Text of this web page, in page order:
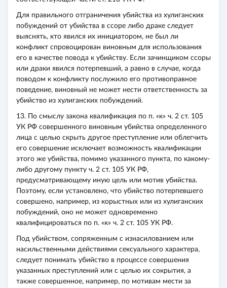
Для правильного отграничения убийства из хулиганских
побуждений от убийства в ссоре либо драке следует
выяснять, кто явился их инициатором, не был ли
конфликт спровоцирован виновным для использования
его в качестве повода к убийству. Если зачинщиком ссоры
или драки явился потерпевший, а равно в случае, когда
поводом к конфликту послужило его противоправное
поведение, виновный не может нести ответственность за
убийство из хулиганских побуждений.
13. По смыслу закона квалификация по п. «к» ч. 2 ст. 105
УК РФ совершенного виновным убийства определенного
лица с целью скрыть другое преступление или облегчить
его совершение исключает возможность квалификации
этого же убийства, помимо указанного пункта, по какому-
либо другому пункту ч. 2 ст. 105 УК РФ,
предусматривающему иную цель или мотив убийства.
Поэтому, если установлено, что убийство потерпевшего
совершено, например, из корыстных или из хулиганских
побуждений, оно не может одновременно
квалифицироваться по п. «к» ч. 2 ст. 105 УК РФ.
Под убийством, сопряженным с изнасилованием или
насильственными действиями сексуального характера,
следует понимать убийство в процессе совершения
указанных преступлений или с целью их сокрытия, а
также совершенное, например, по мотивам мести за